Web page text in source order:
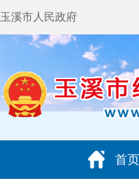
玉溪市人民政府
首页